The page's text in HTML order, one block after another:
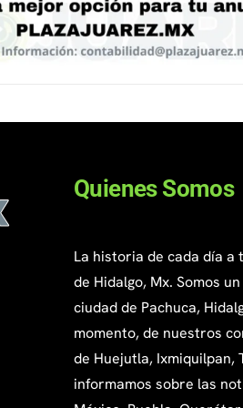
Quienes Somos
La historia de cada día
de Hidalgo, Mx. Somos
ciudad de Pachuca,
momento, de nuestros
de Huejutla, Ixmiquilpan,
informamos sobre las